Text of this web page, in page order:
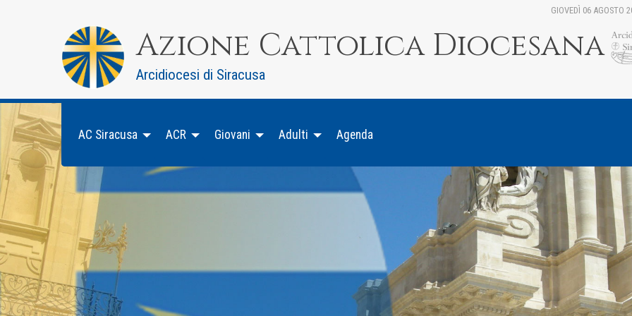
GIOVEDÌ 06 AGOSTO
Azione Cattolica Diocesana
Arcidiocesi di Siracusa
AC Siracusa ACR Giovani Adulti Agenda